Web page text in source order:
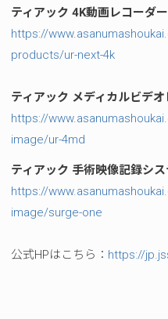
ティアック 4K動画レコーダ
https://
products/ur-next-4k
ティアック メディカルビデ
https://
image/ur-4md
ティアック 手術映像記録シ
https://
image/surge-one
公式HPはこちら： https://